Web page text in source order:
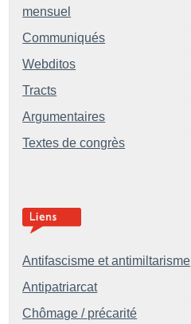
mensuel
Communiqués
Webditos
Tracts
Argumentaires
Textes de congrès
Antifascisme et antimiltarisme
Antipatriarcat
Chômage / précarité